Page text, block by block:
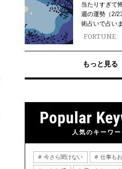
当たりすぎて
週の運勢（2/
術占いで占い
FORTUNE
もっと見る
人気のキーワー
今さら聞けない 仕事も